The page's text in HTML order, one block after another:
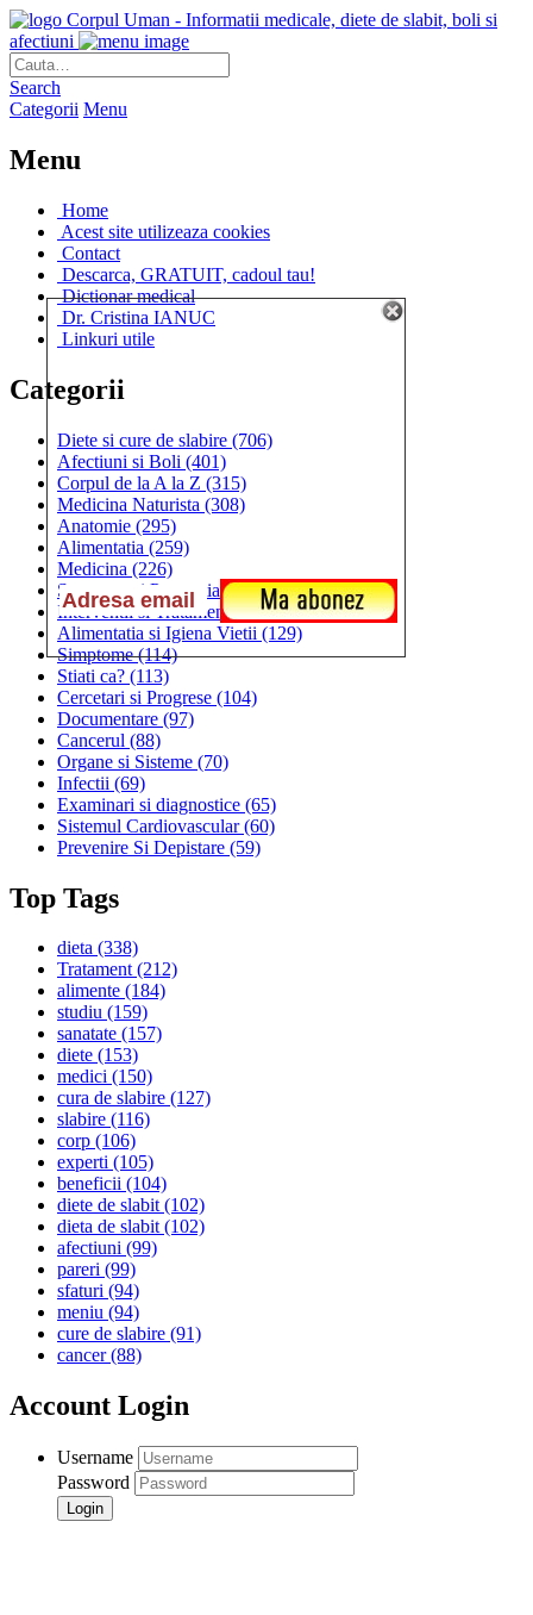
Corpul Uman - Informatii medicale, diete de slabit, boli si
afectiuni
Search
Categorii Menu
Menu
Home
Acest site utilizeaza cookies
Contact
Descarca, GRATUIT, cadoul tau!
Dictionar medical
Dr. Cristina IANUC
Linkuri utile
Categorii
Diete si cure de slabire (706)
Afectiuni si Boli (401)
Corpul de la A la Z (315)
Medicina Naturista (308)
Anatomie (295)
Alimentatia (259)
Medicina (226)
Sanatatea si Preventia(170)
Interventii si Tratamente(167)
Alimentatia si Igiena Vietii (129)
Simptome(114)
Stiati ca? (113)
Cercetari si Progrese (104)
Documentare (97)
Cancerul (88)
Organe si Sisteme (70)
Infectii (69)
Examinari si diagnostice (65)
Sistemul Cardiovascular(60)
Prevenire Si Depistare (59)
Top Tags
dieta (338)
Tratament(212)
alimente (184)
studiu (159)
sanatate (157)
diete (153)
medici (150)
cura de slabire (127)
slabire (116)
corp (106)
experti (105)
beneficii (104)
diete de slabit(102)
dieta de slabit(102)
afectiuni (99)
pareri (99)
sfaturi (94)
meniu (94)
cure de slabire (91)
cancer(88)
Account Login
Username
Password